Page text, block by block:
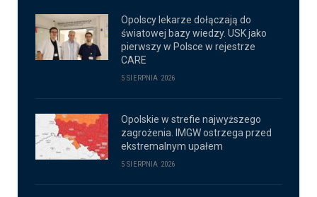
Opolscy lekarze dołączają do
światowej bazy wiedzy. USK jako
pierwszy w Polsce w rejestrze
CARE
5 SIERPNIA 2026
Opolskie w strefie najwyższego
zagrożenia. IMGW ostrzega przed
ekstremalnym upałem
5 SIERPNIA 2026